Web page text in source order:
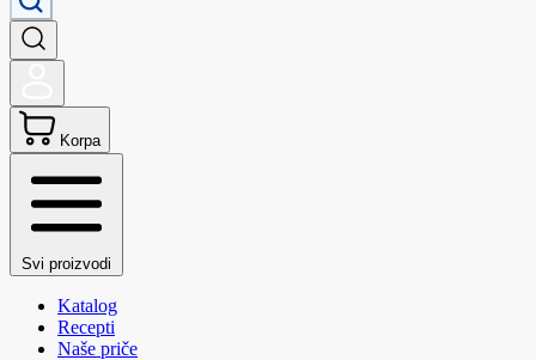
Korpa
Svi proizvodi
Katalog
Recepti
Naše priče